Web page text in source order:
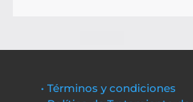
• Términos y condiciones